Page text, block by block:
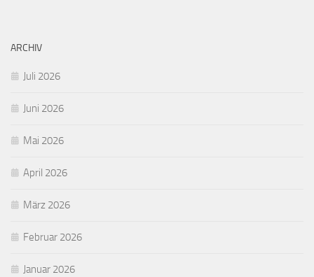
ARCHIV
Juli 2026
Juni 2026
Mai 2026
April 2026
März 2026
Februar 2026
Januar 2026